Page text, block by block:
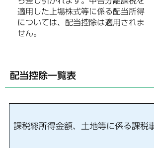
適用した上場株式等に係る配当所得
については、配当控除は適用されま
せん。
配当控除一覧表
課税総所得金額、土地等に係る課税